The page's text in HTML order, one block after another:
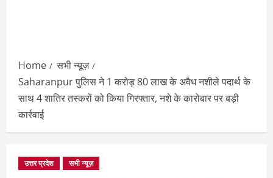
Home
सभी न्यूज़
Saharanpur पुलिस ने 1 करोड़ 80 लाख के अवैध नशीले पदार्थ के
साथ 4 शातिर तस्करों को किया गिरफ्तार, नशे के कारोबार पर बड़ी
कार्रवाई
उत्तर प्रदेश सभी न्यूज़